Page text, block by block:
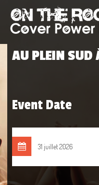
AU PLEIN SUD
Event Date
31 juillet 2026